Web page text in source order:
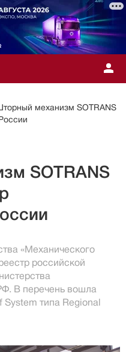
механизм SOTRANS
SOTRANS
«Механического
российской
В перечень вошла
System типа Regional